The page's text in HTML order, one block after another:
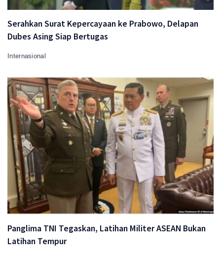
Serahkan Surat Kepercayaan ke Prabowo, Delapan
Dubes Asing Siap Bertugas
Internasional
Panglima TNI Tegaskan, Latihan Militer ASEAN Bukan
Latihan Tempur